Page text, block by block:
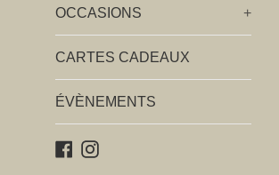
OCCASIONS +
CARTES CADEAUX
ÉVÈNEMENTS
Facebook
Instagram